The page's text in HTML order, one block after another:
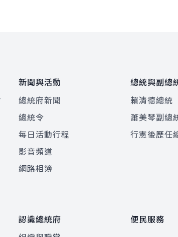
新聞與活動
總統府新聞
總統令
每日活動行程
影音頻道
網路相簿
總統與副總
賴清德總統
蕭美琴副總
行憲後歷任
認識總統府
便民服務